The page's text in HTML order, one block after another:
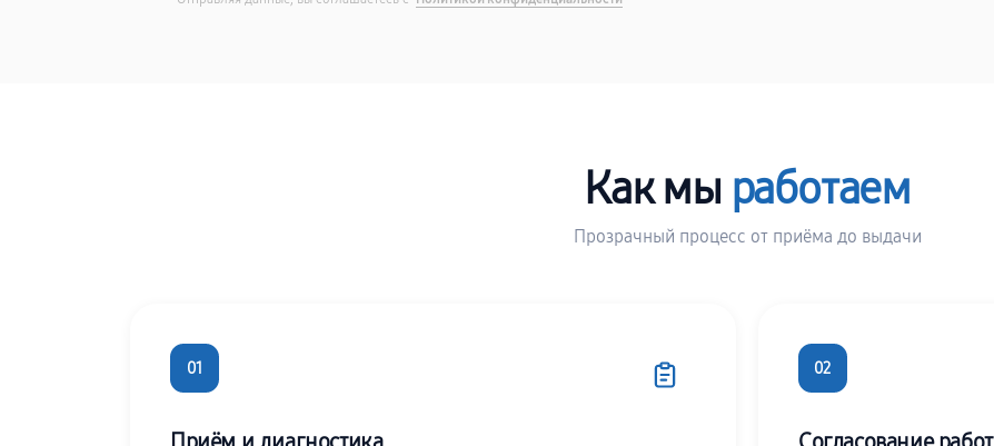
Как мы работаем
Прозрачный процесс от приёма до выдачи
01 02